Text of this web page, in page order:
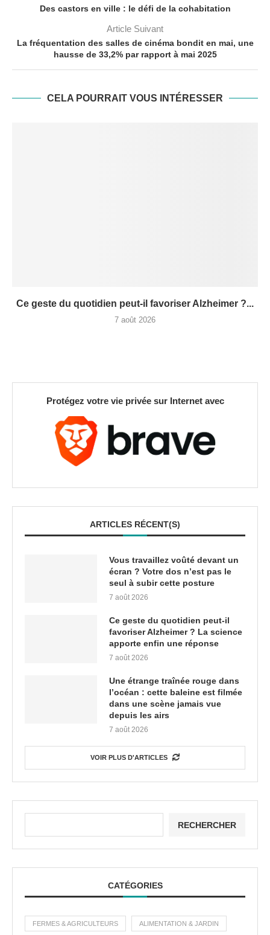
Des castors en ville : le défi de la cohabitation
Article Suivant
La fréquentation des salles de cinéma bondit en mai, une
hausse de 33,2% par rapport à mai 2025
CELA POURRAIT VOUS INTÉRESSER
Ce geste du quotidien peut-il favoriser Alzheimer ?...
7 août 2026
Protégez votre vie privée sur Internet avec
ARTICLES RÉCENT(S)
Vous travaillez voûté devant un
écran ? Votre dos n’est pas le
seul à subir cette posture
7 août 2026
Ce geste du quotidien peut-il
favoriser Alzheimer ? La science
apporte enfin une réponse
7 août 2026
Une étrange traînée rouge dans
l’océan : cette baleine est filmée
dans une scène jamais vue
depuis les airs
7 août 2026
VOIR PLUS D'ARTICLES
RECHERCHER
CATÉGORIES
FERMES & AGRICULTEURS ALIMENTATION & JARDIN